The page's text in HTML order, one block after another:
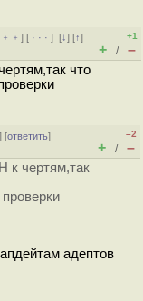
] [ · · ·][↓] [↑]
+1
+ / –
что
] [ответить]
–2
+ / –
к чертям,так
адептов